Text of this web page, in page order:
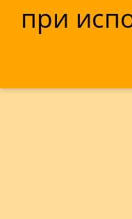
при